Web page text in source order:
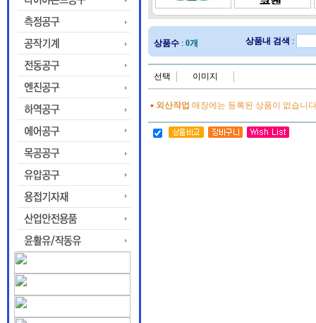
상품수 : 0개 상품내 검색 :
선택 이미지
외산작업 매장에는 등록된 상품이 없습니